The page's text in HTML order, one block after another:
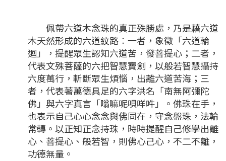
佩帶六道木念珠的真正殊勝處，乃是藉六道
木天然形成的六道紋路︰一者，象徵「六道輪
迴」，提醒眾生認知六道苦，發菩提心；二者，
代表文殊菩薩的六把智慧寶劍，以般若智慧攝持
六度萬行，斬斷眾生煩惱，出離六道苦海；三
者，代表著萬德具足的六字洪名「南無阿彌陀
佛」與六字真言「嗡嘛呢唄咩吽」。佛珠在手，
也表示自己心心念念與佛同在，守念盤珠，法輪
常轉。以正知正念持珠，時時提醒自己修學出離
心、菩提心、般若智，則佛心己心，不二不離，
功德無量。